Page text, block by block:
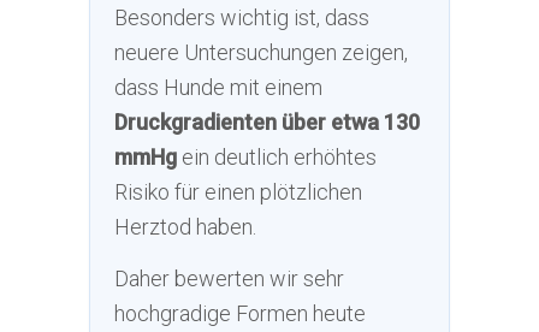
Besonders wichtig ist, dass
neuere Untersuchungen zeigen,
dass Hunde mit einem
Druckgradienten über etwa 130
mmHg ein deutlich erhöhtes
Risiko für einen plötzlichen
Herztod haben.
Daher bewerten wir sehr
hochgradige Formen heute